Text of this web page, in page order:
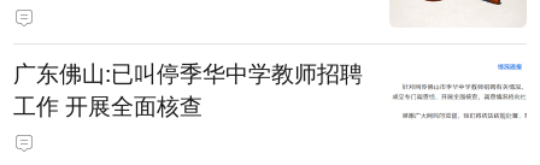
广东佛山:已叫停季华中学教师招聘
工作 开展全面核查